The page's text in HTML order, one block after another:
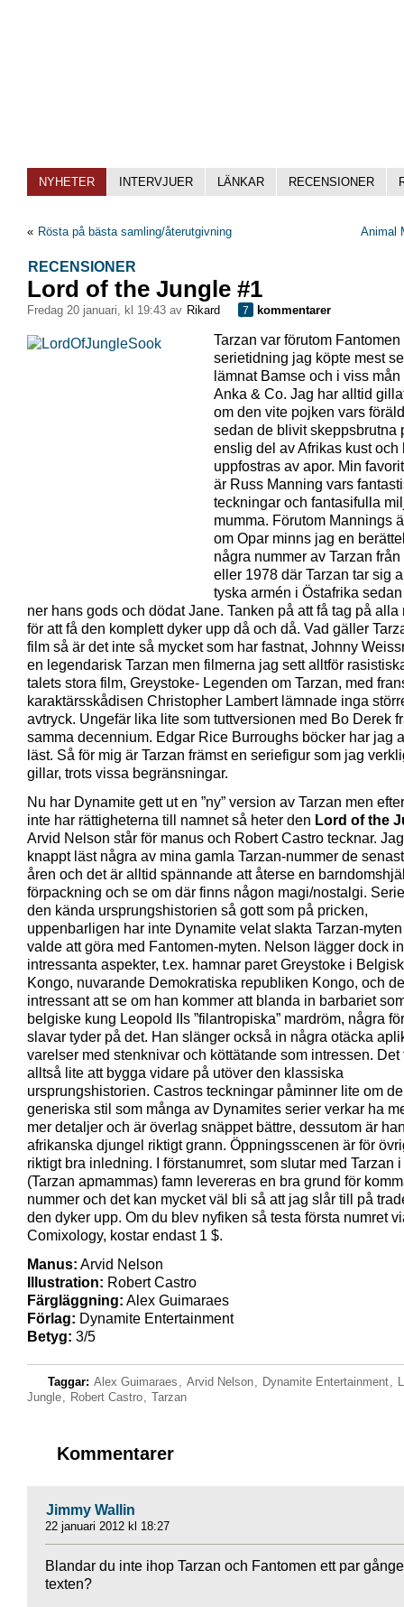
NYHETER INTERVJUER LÄNKAR RECENSIONER
« Rösta på bästa samling/återutgivning Animal
RECENSIONER
Lord of the Jungle #1
fredag 20 januari, kl 19:43 av Rikard 7 kommentarer
Tarzan var förutom Fantomen
serietidning jag köpte mest
lämnat Bamse och i viss
Anka & Co. Jag har alltid
om den vite pojken vars
sedan de blivit skeppsbrutna
enslig del av Afrikas kust och
uppfostras av apor. Min
är Russ Manning vars
teckningar och fantasifulla
mumma. Förutom Mannings
om Opar minns jag en
några nummer av Tarzan
eller 1978 där Tarzan tar sig
tyska armén i Östafrika
ner hans gods och dödat Jane. Tanken på att få tag på alla
för att få den komplett dyker upp då och då. Vad gäller
film så är det inte så mycket som har fastnat, Johnny
en legendarisk Tarzan men filmerna jag sett alltför
talets stora film, Greystoke- Legenden om Tarzan, med
karaktärsskådisen Christopher Lambert lämnade inga
avtryck. Ungefär lika lite som tuttversionen med Bo Derek
samma decennium. Edgar Rice Burroughs böcker har jag
läst. Så för mig är Tarzan främst en seriefigur som jag
gillar, trots vissa begränsningar.
Nu har Dynamite gett ut en ”ny” version av Tarzan men
inte har rättigheterna till namnet så heter den Lord of the
Arvid Nelson står för manus och Robert Castro tecknar.
knappt läst några av mina gamla Tarzan-nummer de
åren och det är alltid spännande att återse en
förpackning och se om där finns någon magi/nostalgi.
den kända ursprungshistorien så gott som på pricken,
uppenbarligen har inte Dynamite velat slakta Tarzan-
valde att göra med Fantomen-myten. Nelson lägger dock
intressanta aspekter, t.ex. hamnar paret Greystoke i
Kongo, nuvarande Demokratiska republiken Kongo, och
intressant att se om han kommer att blanda in barbariet
belgiske kung Leopold IIs ”filantropiska” mardröm, några
slavar tyder på det. Han slänger också in några otäcka
varelser med stenknivar och köttätande som intressen. Det
alltså lite att bygga vidare på utöver den klassiska
ursprungshistorien. Castros teckningar påminner lite om
generiska stil som många av Dynamites serier verkar ha
mer detaljer och är överlag snäppet bättre, dessutom är
afrikanska djungel riktigt grann. Öppningsscenen är för
riktigt bra inledning. I förstanumret, som slutar med Tarzan
(Tarzan apmammas) famn levereras en bra grund för
nummer och det kan mycket väl bli så att jag slår till på
den dyker upp. Om du blev nyfiken så testa första numret
Comixology, kostar endast 1 $.
Manus: Arvid Nelson
Illustration: Robert Castro
Färgläggning: Alex Guimaraes
Förlag: Dynamite Entertainment
Betyg: 3/5
Taggar: Alex Guimaraes , Arvid Nelson, Dynamite Entertainment,
Jungle, Robert Castro, Tarzan
Kommentarer
Jimmy Wallin
22 januari 2012 kl 18:27
Blandar du inte ihop Tarzan och Fantomen ett par
texten?